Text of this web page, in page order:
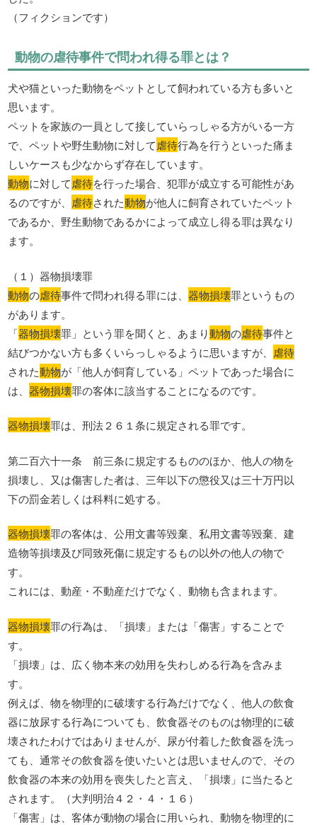
（フィクションです）
動物の虐待事件で問われ得る罪とは？
犬や猫といった動物をペットとして飼われている方も多いと
思います。
ペットを家族の一員として接していらっしゃる方がいる一方
で、ペットや野生動物に対して虐待行為を行うといった痛ま
しいケースも少なからず存在しています。
動物に対して虐待を行った場合、犯罪が成立する可能性があ
るのですが、 虐待された動物が他人に飼育されていたペット
であるか、野生動物であるかによって成立し得る罪は異なり
ます。
（１）器物損壊罪
動物の虐待事件で問われ得る罪には、器物損壊罪というもの
があります。
「器物損壊罪」という罪を聞くと、あまり動物の虐待事件と
結びつかない方も多くいらっしゃるように思いますが、 虐待
された動物が「他人が飼育している」ペットであった場合に
は、器物損壊罪の客体に該当することになるのです。
器物損壊罪は、刑法２６１条に規定される罪です。
第二百六十一条 前三条に規定するもののほか、他人の物を
損壊し、又は傷害した者は、三年以下の懲役又は三十万円以
下の罰金若しくは科料に処する。
器物損壊罪の客体は、公用文書等毀棄、私用文書等毀棄、建
造物等損壊及び同致死傷に規定するもの以外の他人の物で
す。
これには、動産・不動産だけでなく、動物も含まれます。
器物損壊罪の行為は、「損壊」または「傷害」することで
す。
「損壊」は、広く物本来の効用を失わしめる行為を含みま
す。
例えば、物を物理的に破壊する行為だけでなく、他人の飲食
器に放尿する行為についても、飲食器そのものは物理的に破
壊されたわけではありませんが、尿が付着した飲食器を洗っ
ても、通常その飲食器を使いたいとは思いませんので、その
飲食器の本来の効用を喪失したと言え、「損壊」に当たると
されます。（大判明治４２・４・１６）
「傷害」は、客体が動物の場合に用いられ、動物を物理的に